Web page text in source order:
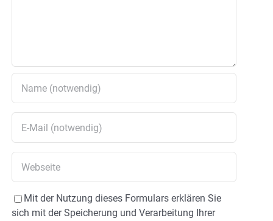
Mit der Nutzung dieses Formulars erklären Sie
sich mit der Speicherung und Verarbeitung Ihrer